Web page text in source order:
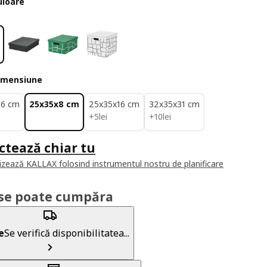
cm
25x35x8 cm
25x35x16 cm
+5lei
5lei
32x35x31 cm
+10lei
10lei
chiar tu
KALLAX folosind instrumentul nostru de planificare
poate cumpăra
Se verifică disponibilitatea...